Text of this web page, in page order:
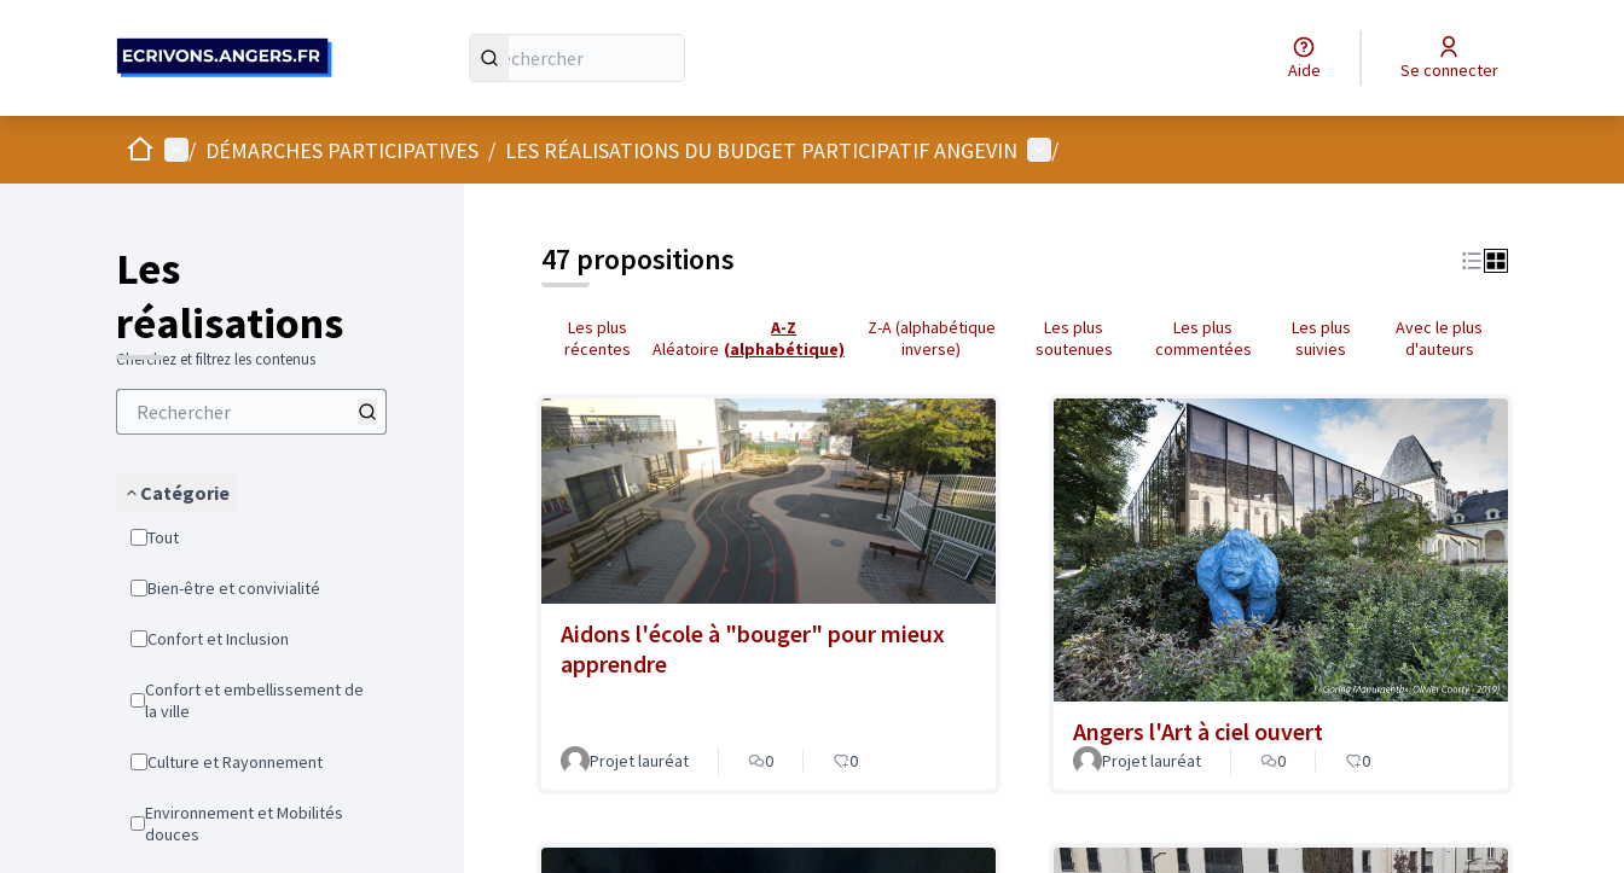
Aide Se connecter
AccueilMenu principal
/ DÉMARCHES PARTICIPATIVES / LES RÉALISATIONS DU BUDGET PARTICIPATIF ANGEVIN Menu utilisateur
/
Les
réalisations
Cherchez et filtrez les contenus
Catégorie
Tout
Bien-être et convivialité
Confort et Inclusion
Confort et embellissement de
la ville
Culture et Rayonnement
Environnement et Mobilités
douces
47 propositions
Les plus
récentes
Aléatoire
A-Z
(alphabétique)
Z-A (alphabétique
inverse)
Les plus
soutenues
Les plus
commentées
Les plus
suivies
Avec le plus
d'auteurs
Aidons l'école à "bouger" pour mieux
apprendre
Projet lauréat 0 0
Angers l'Art à ciel ouvert
Projet lauréat 0 0